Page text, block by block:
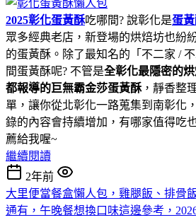
2025彰化蛋黃酥吃哪間? 說彰化是蛋
眾多經典老店，新登場的烘焙坊也紛
的蛋黃酥。除了最知名的「不二家 /
間蛋黃酥呢? 不管是全彰化最隱密的
都報導的巨無霸金莎蛋黃酥，靜香整
單，讓你從北彰化一路蒐集到南彰化
錄的內容會持續增加，有哪家值得吃
薦給我喔~
繼續閱讀
2年前
大里便當餐盒懶人包，雞腿飯、排骨
通有，午晚餐想換口味這邊參考，